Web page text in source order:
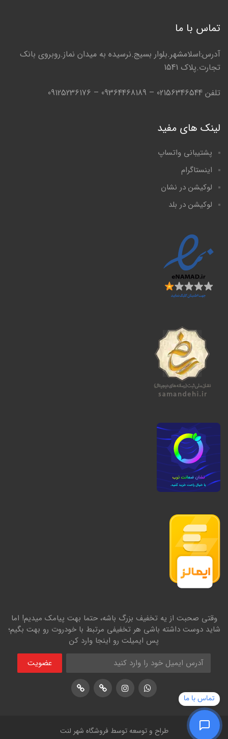
تماس با ما
آدرس:اسلامشهر.بلوار بسیج.نرسیده به میدان نماز.روبروی بانک
تجارت.پلاک 1541
تلفن 02156346544 – 09364468189 – 09125236176
لینک های مفید
پشتیبانی واتساپ
اینستاگرام
لوکیشن در نشان
لوکیشن در بلد
وقتی صحبت از یه تخفیف بزرگ باشه، حتما بهت پیامک میدیم! اما
شاید دوست داشته باشی هر تخفیفی مرتبط با خودروت رو بهت بگیم؛
پس ایمیلت رو اینجا وارد کن
عضویت
پشتیبانی واتساپ
اینستاگراملوکیشن در نشان
لوکیشن در بلد
طراح و توسعه توسط فروشگاه شهر لنت
تماس با ما